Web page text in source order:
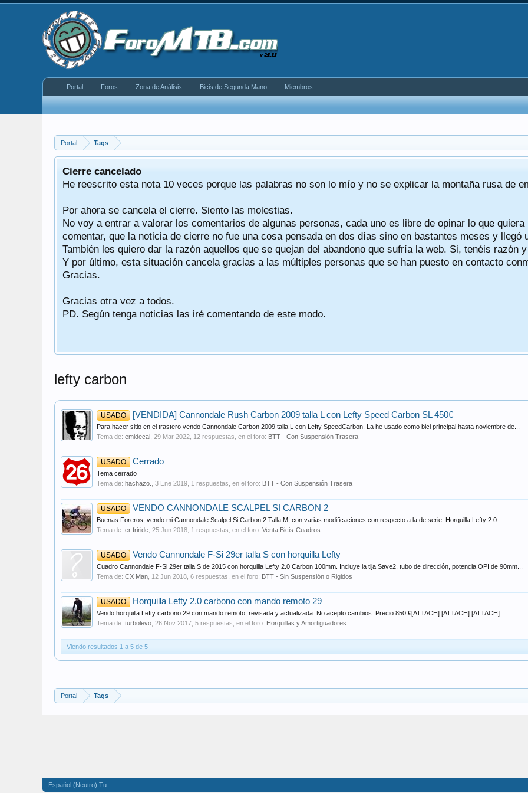
Portal Tags
Cierre cancelado
He reescrito esta nota 10 veces porque las palabras no son lo mío y no se explicar la montaña rusa de
Por ahora se cancela el cierre. Siento las molestias.
No voy a entrar a valorar los comentarios de algunas personas, cada uno es libre de opinar lo que
comentar, que la noticia de cierre no fue una cosa pensada en dos días sino en bastantes meses y llegó
También les quiero dar la razón aquellos que se quejan del abandono que sufría la web. Si, tenéis razón
Y por último, esta situación cancela gracias a las múltiples personas que se han puesto en contacto
Gracias.
Gracias otra vez a todos.
PD. Según tenga noticias las iré comentando de este modo.
lefty carbon
USADO [VENDIDA] Cannondale Rush Carbon 2009 talla L con Lefty Speed Carbon SL 450€
Para hacer sitio en el trastero vendo Cannondale Carbon 2009 talla L con Lefty SpeedCarbon. La he usado como bici principal hasta noviembre de...
Tema de: emidecai 29 Mar 2022 , 12 respuestas, en el foro: BTT - Con Suspensión Trasera
USADO Cerrado
Tema cerrado
Tema de: hachazo. 3 Ene 2019 , 1 respuestas, en el foro: BTT - Con Suspensión Trasera
USADO VENDO CANNONDALE SCALPEL SI CARBON 2
Buenas Foreros, vendo mi Cannondale Scalpel Si Carbon 2 Talla M, con varias modificaciones con respecto a la de serie. Horquilla Lefty 2.0...
Tema de: er friride 25 Jun 2018 , 1 respuestas, en el foro: Venta Bicis-Cuadros
USADO Vendo Cannondale F-Si 29er talla S con horquilla Lefty
Cuadro Cannondale F-Si 29er talla S de 2015 con horquilla Lefty 2.0 Carbon 100mm. Incluye la tija Save2, tubo de dirección, potencia OPI de 90mm...
Tema de: CX Man 12 Jun 2018 , 6 respuestas, en el foro: BTT - Sin Suspensión o Rigidos
USADO Horquilla Lefty 2.0 carbono con mando remoto 29
Vendo horquilla Lefty carbono 29 con mando remoto, revisada y actualizada. No acepto cambios. Precio 850 €[ATTACH] [ATTACH] [ATTACH]
Tema de: turbolevo 26 Nov 2017 , 5 respuestas, en el foro: Horquillas y Amortiguadores
Viendo resultados 1 a 5 de 5
Portal Tags
Portal Foros Zona de Análisis Bicis de Segunda Mano Miembros
Español (Neutro) Tu